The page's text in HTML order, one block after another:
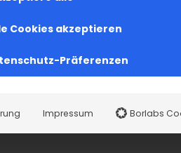
Cookies akzeptieren
Präferenzen
Impressum Borlabs